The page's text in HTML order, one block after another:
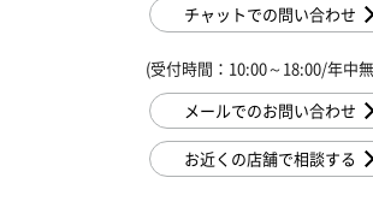
チャットでの問い合わせ
(受付時間：10:00～18:00/年中
メールでのお問い合わせ
お近くの店舗で相談する